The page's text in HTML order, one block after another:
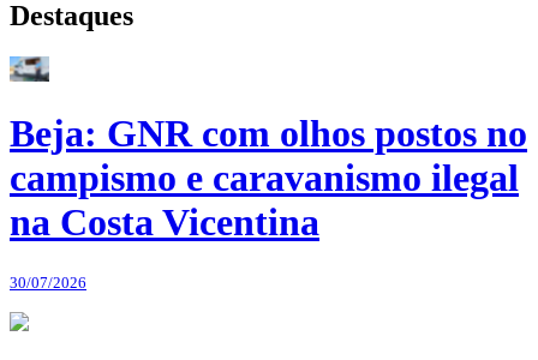
Destaques
Beja: GNR com olhos postos no
campismo e caravanismo ilegal
na Costa Vicentina
30/07/2026